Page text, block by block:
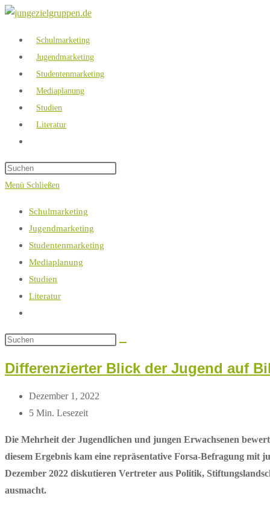
Zum
springen
Schulmarketing
Jugendmarketing
Studentenmarketing
Mediaplanung
Studien
Literatur
Menü Schließen
Schulmarketing
Jugendmarketing
Studentenmarketing
Mediaplanung
Studien
Literatur
umschalten
Differenzierter Blick der Jugend auf
Beitrag
zuletzt
am:
Dezember 1, 2022
Lesedauer:
5 Min. Lesezeit
Die Mehrheit der Jugendlichen und jungen Erwachsenen
diesem Ergebnis kam eine repräsentative Forsa-Befragung mit
Dezember 2022 diskutieren Vertreter aus Politik,
ausmacht.